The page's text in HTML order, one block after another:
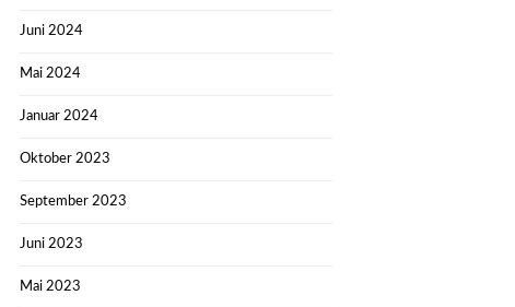
Juni 2024
Mai 2024
Januar 2024
Oktober 2023
September 2023
Juni 2023
Mai 2023